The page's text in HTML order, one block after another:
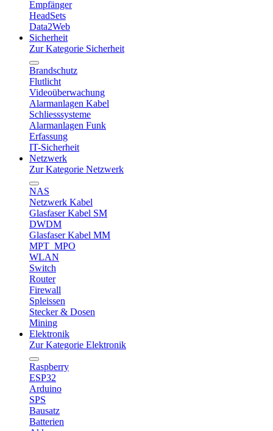
Empfänger
HeadSets
Data2Web
Sicherheit
Zur Kategorie Sicherheit
Brandschutz
Flutlicht
Videoüberwachung
Alarmanlagen Kabel
Schliesssysteme
Alarmanlagen Funk
Erfassung
IT-Sicherheit
Netzwerk
Zur Kategorie Netzwerk
NAS
Netzwerk Kabel
Glasfaser Kabel SM
DWDM
Glasfaser Kabel MM
MPT_MPO
WLAN
Switch
Router
Firewall
Spleissen
Stecker & Dosen
Mining
Elektronik
Zur Kategorie Elektronik
Raspberry
ESP32
Arduino
SPS
Bausatz
Batterien